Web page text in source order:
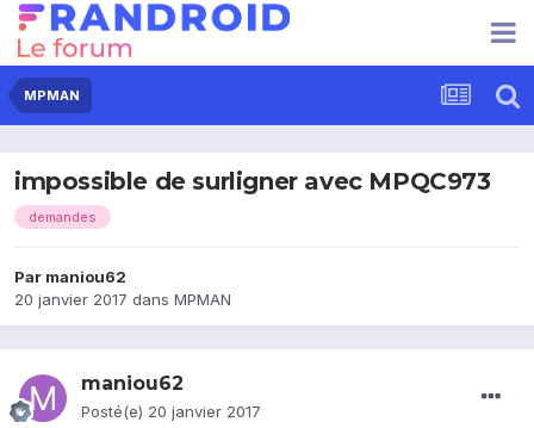
MPMAN
impossible de surligner avec MPQC973
demandes
Par maniou62
20 janvier 2017 dans MPMAN
maniou62
Posté(e) 20 janvier 2017